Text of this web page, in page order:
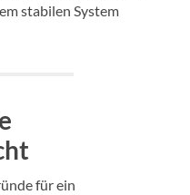
stabilen System
für ein